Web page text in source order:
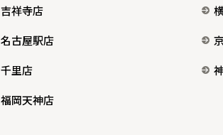
吉祥寺店
名古屋駅店
千里店
福岡天神店